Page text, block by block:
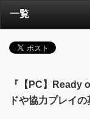
一覧
『【PC】Ready
ドや協力プレイ